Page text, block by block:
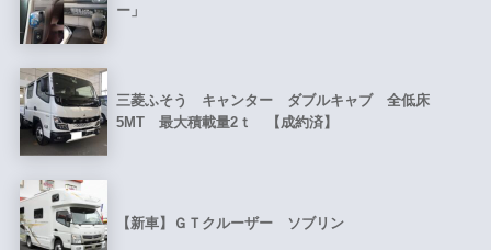
ー」
三菱ふそう キャンター ダブルキャブ 全低床
5MT 最大積載量2ｔ 【成約済】
【新車】ＧＴクルーザー ソブリン